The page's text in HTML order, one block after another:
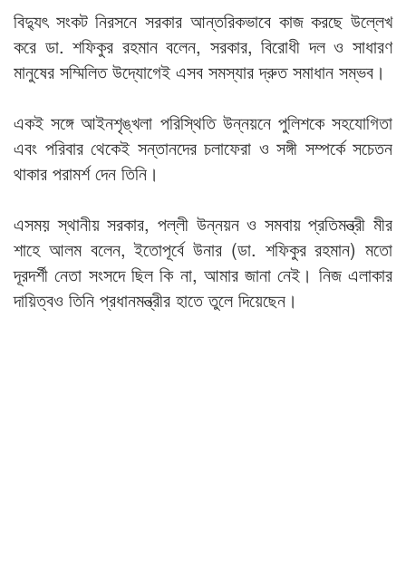
বিদ্যুৎ সংকট নিরসনে সরকার আন্তরিকভাবে কাজ করছে উল্লেখ
করে ডা. শফিকুর রহমান বলেন, সরকার, বিরোধী দল ও সাধারণ
মানুষের সম্মিলিত উদ্যোগেই এসব সমস্যার দ্রুত সমাধান সম্ভব।
একই সঙ্গে আইনশৃঙ্খলা পরিস্থিতি উন্নয়নে পুলিশকে সহযোগিতা
এবং পরিবার থেকেই সন্তানদের চলাফেরা ও সঙ্গী সম্পর্কে সচেতন
থাকার পরামর্শ দেন তিনি।
এসময় স্থানীয় সরকার, পল্লী উন্নয়ন ও সমবায় প্রতিমন্ত্রী মীর
শাহে আলম বলেন, ইতোপূর্বে উনার (ডা. শফিকুর রহমান) মতো
দূরদর্শী নেতা সংসদে ছিল কি না, আমার জানা নেই। নিজ এলাকার
দায়িত্বও তিনি প্রধানমন্ত্রীর হাতে তুলে দিয়েছেন।